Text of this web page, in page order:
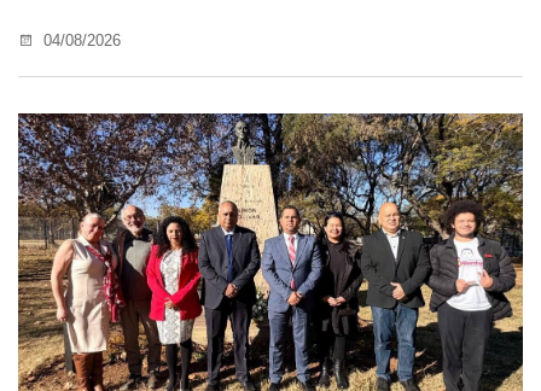
04/08/2026